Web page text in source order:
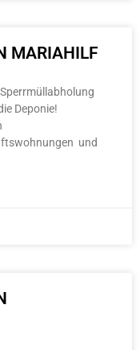
MARIAHILF
Deponie!
und